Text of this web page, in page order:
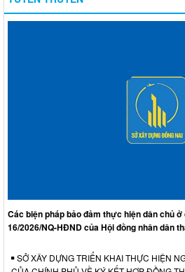
Các biện pháp bảo đảm thực hiện dân chủ
16/2026/NQ-HĐND của Hội đồng nhân dân
SỞ XÂY DỰNG TRIỂN KHAI THỰC HIỆN